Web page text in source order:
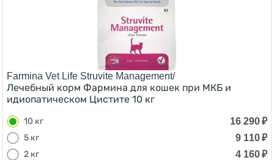
Farmina Vet Life Struvite Management/
Лечебный корм Фармина для кошек при МКБ и
идиопатическом Цистите 10 кг
10 кг 16 290₽
5 кг
9 110₽
2 кг
4 160₽